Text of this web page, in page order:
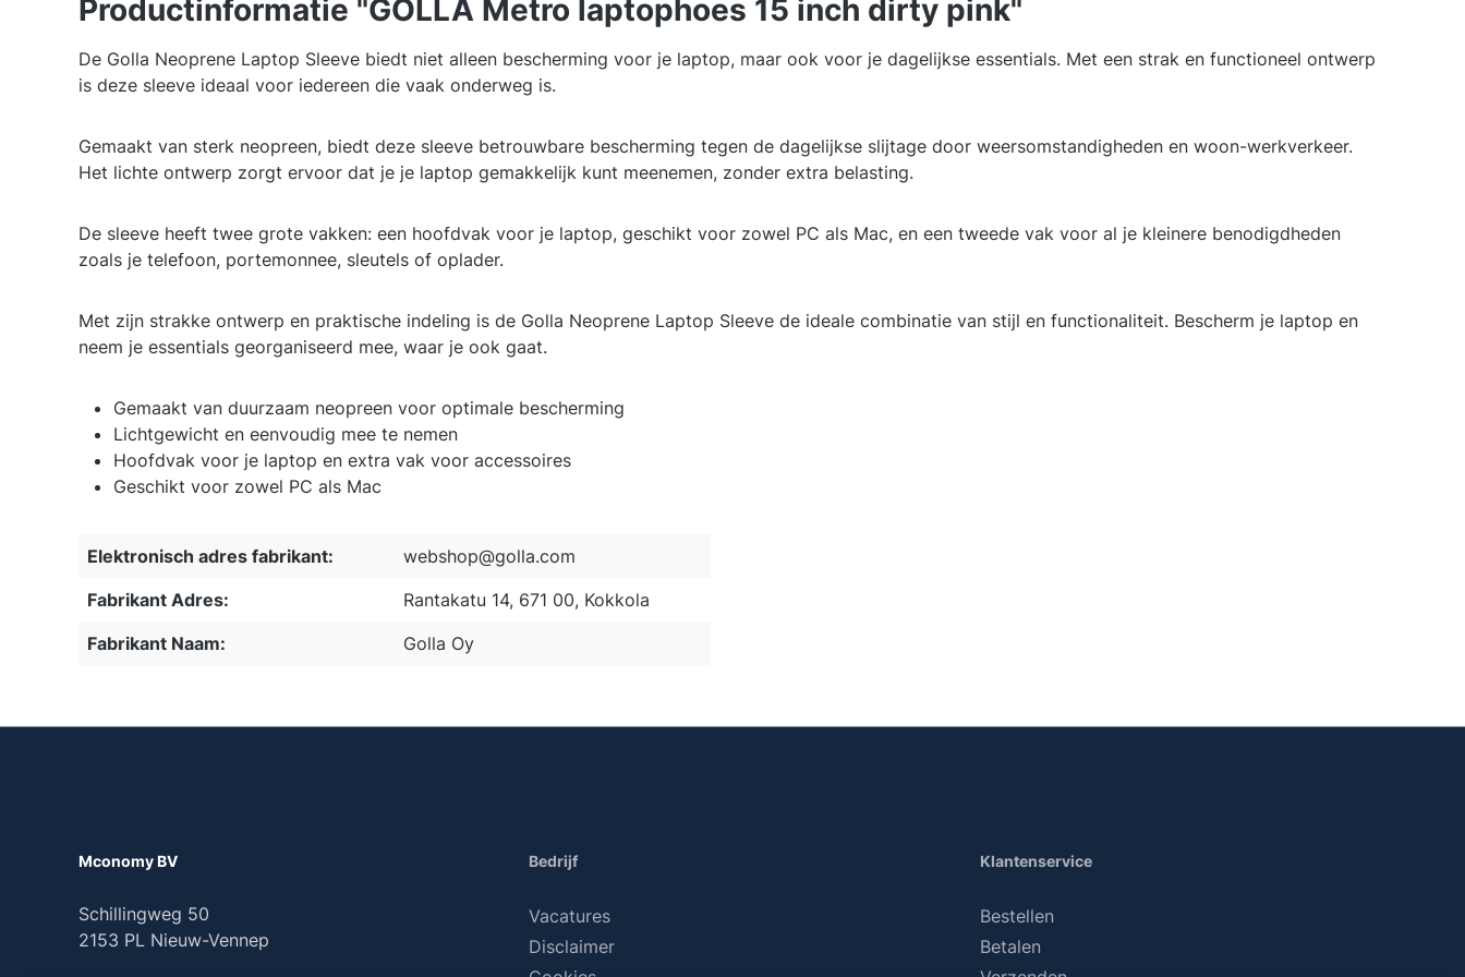
Productinformatie "GOLLA Metro laptophoes 15 inch dirty pink"
De Golla Neoprene Laptop Sleeve biedt niet alleen bescherming voor je laptop, maar ook voor je dagelijkse essentials. Met een strak en functioneel ontwerp
is deze sleeve ideaal voor iedereen die vaak onderweg is.
Gemaakt van sterk neopreen, biedt deze sleeve betrouwbare bescherming tegen de dagelijkse slijtage door weersomstandigheden en woon-werkverkeer.
Het lichte ontwerp zorgt ervoor dat je je laptop gemakkelijk kunt meenemen, zonder extra belasting.
De sleeve heeft twee grote vakken: een hoofdvak voor je laptop, geschikt voor zowel PC als Mac, en een tweede vak voor al je kleinere benodigdheden
zoals je telefoon, portemonnee, sleutels of oplader.
Met zijn strakke ontwerp en praktische indeling is de Golla Neoprene Laptop Sleeve de ideale combinatie van stijl en functionaliteit. Bescherm je laptop en
neem je essentials georganiseerd mee, waar je ook gaat.
Gemaakt van duurzaam neopreen voor optimale bescherming
Lichtgewicht en eenvoudig mee te nemen
Hoofdvak voor je laptop en extra vak voor accessoires
Geschikt voor zowel PC als Mac
Elektronisch adres fabrikant:
webshop@golla.com
Fabrikant Adres:
Rantakatu 14, 671 00, Kokkola
Fabrikant Naam:
Golla Oy
Mconomy BV
Schillingweg 50
2153 PL Nieuw-Vennep
Bedrijf
Vacatures
Disclaimer
Klantenservice
Bestellen
Betalen